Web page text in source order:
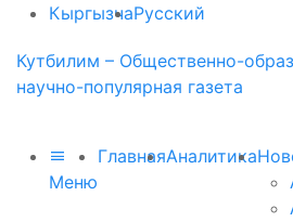
КыргызчаРусский
Кутбилим – Общественно-
научно-популярная газета
Меню
ГлавнаяАналитика